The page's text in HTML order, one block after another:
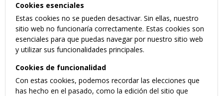
Cookies esenciales
Estas cookies no se pueden desactivar. Sin ellas, nuestro
sitio web no funcionaría correctamente. Estas cookies son
esenciales para que puedas navegar por nuestro sitio web
y utilizar sus funcionalidades principales.
Cookies de funcionalidad
Con estas cookies, podemos recordar las elecciones que
has hecho en el pasado, como la edición del sitio que